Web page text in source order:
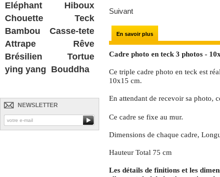
Eléphant
Hiboux
Chouette
Teck
Bambou
Casse-tete
Attrape Rêve
Brésilien
Tortue
ying yang Bouddha
NEWSLETTER
Suivant
En savoir plus
Cadre photo en teck 3 photos -
Ce triple cadre photo en teck est
10x15 cm.
En attendant de recevoir sa photo,
Ce cadre se fixe au mur.
Dimensions de chaque cadre,
Hauteur Total 75 cm
Les détails de finitions et les